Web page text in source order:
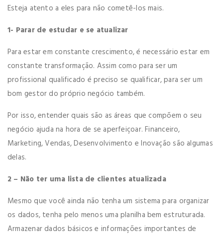
Esteja atento a eles para não cometê-los mais.
1- Parar de estudar e se atualizar
Para estar em constante crescimento, é necessário estar em
constante transformação. Assim como para ser um
profissional qualificado é preciso se qualificar, para ser um
bom gestor do próprio negócio também.
Por isso, entender quais são as áreas que compõem o seu
negócio ajuda na hora de se aperfeiçoar. Financeiro,
Marketing, Vendas, Desenvolvimento e Inovação são algumas
delas.
2 – Não ter uma lista de clientes atualizada
Mesmo que você ainda não tenha um sistema para organizar
os dados, tenha pelo menos uma planilha bem estruturada.
Armazenar dados básicos e informações importantes de